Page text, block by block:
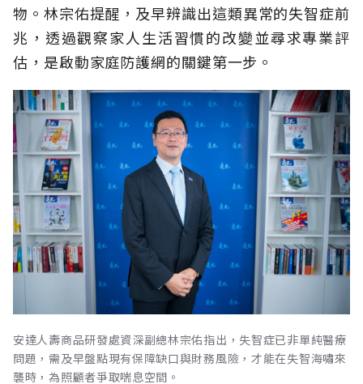
物。林宗佑提醒，及早辨識出這類異常的失智症前
兆，透過觀察家人生活習慣的改變並尋求專業評
估，是啟動家庭防護網的關鍵第一步。
安達人壽商品研發處資深副總林宗佑指出，失智症已非單純醫療
問題，需及早盤點現有保障缺口與財務風險，才能在失智海嘯來
襲時，為照顧者爭取喘息空間。